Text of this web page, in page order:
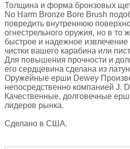
Толщина и форма бронзовых
No Harm Bronze Bore Brush
повредить внутреннюю
огнестрельного оружия, но в то
быстрое и надежное извлечение
чистки вашего карабина или
Для повышения прочности и
его сердцевина сделана из
Оружейные ерши Dewey
непосредственно компанией J.
Качественные, долговечные
лидеров рынка.
Сделано в США.